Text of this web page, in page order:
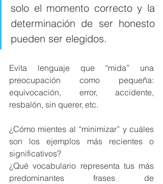
solo el momento correcto y la
determinación de ser honesto
pueden ser elegidos.
Evita lenguaje que “mida” una
preocupación como pequeña:
equivocación, error, accidente,
resbalón, sin querer, etc.
¿Cómo mientes al “minimizar” y cuáles
son los ejemplos más recientes o
significativos?
¿Qué vocabulario representa tus más
predominantes frases de